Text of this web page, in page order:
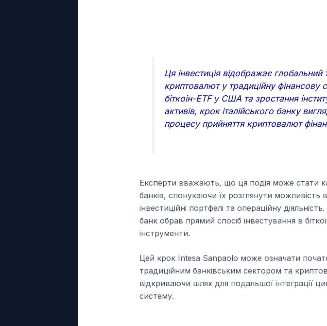
Ця інвестиція відображає глобальний
криптовалют у традиційну фінансову
біткоін-ETF у США та зростання
активів, крок італійського банку
процесу прийняття криптовалют
Експерти вважають, що ця подія може стати
банків, спонукаючи їх розглянути
інвестиційні портфелі та операційну
банк обрав прямий спосіб інвестування в
інструменти.
Цей крок Intesa Sanpaolo може означати
традиційним банківським сектором та
відкриваючи шлях для подальшої інтеграції
систему.